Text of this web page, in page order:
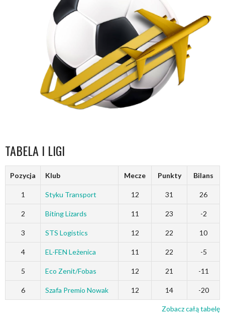
TABELA I LIGI
Pozycja Klub Mecze Punkty Bilans
1 Styku Transport 12 31 26
2 Biting Lizards 11 23 -2
3 STS Logistics 12 22 10
4 EL-FEN Leżenica 11 22 -5
5 Eco Zenit/Fobas 12 21 -11
6 Szafa Premio Nowak 12 14 -20
Zobacz całą tabelę